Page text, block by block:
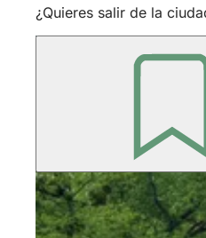
¿Quieres salir de la